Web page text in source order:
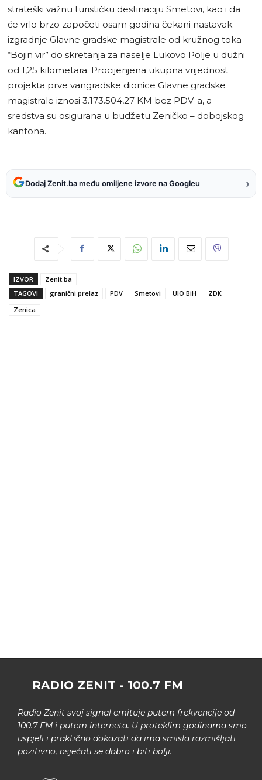
strateški važnu turističku destinaciju Smetovi, kao i da
će vrlo brzo započeti osam godina čekani nastavak
izgradnje Glavne gradske magistrale od kružnog toka
“Bojin vir” do skretanja za naselje Lukovo Polje u dužni
od 1,25 kilometara. Procijenjena ukupna vrijednost
projekta prve vangradske dionice Glavne gradske
magistrale iznosi 3.173.504,27 KM bez PDV-a, a
sredstva su osigurana u budžetu Zeničko – dobojskog
kantona.
Dodaj Zenit.ba među omiljene izvore na Googleu ›
IZVOR
Zenit.ba
TAGOVI
granični prelaz PDV Smetovi UIO BiH
ZDK
Zenica
RADIO ZENIT - 100.7 FM
Radio Zenit svoj signal emituje putem frekvencije od
100.7 FM i putem interneta. U proteklim godinama smo
uspjeli i praktično dokazati da ima smisla razmišljati
pozitivno, osjećati se dobro i biti bolji.